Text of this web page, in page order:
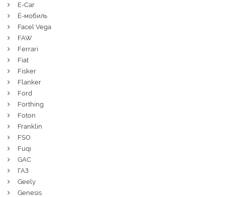
E-Car
Ё-мобиль
Facel Vega
FAW
Ferrari
Fiat
Fisker
Flanker
Ford
Forthing
Foton
Franklin
FSO
Fuqi
GAC
ГАЗ
Geely
Genesis